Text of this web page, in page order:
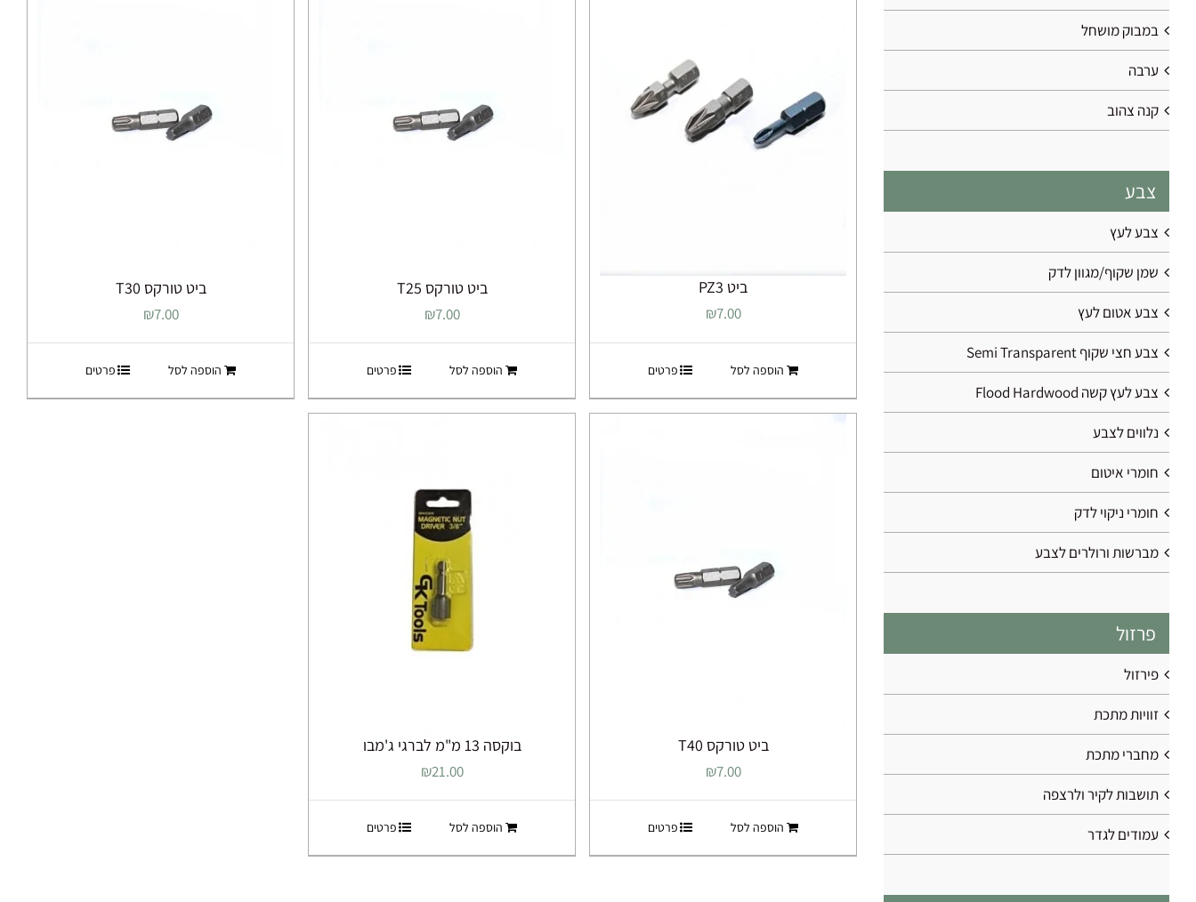
ביט PZ3
₪7.00
הוספה לסל פרטים
ביט טורקס T25
₪7.00
הוספה לסל פרטים
ביט טורקס T30
₪7.00
הוספה לסל פרטים
ביט טורקס T40
₪7.00
הוספה לסל פרטים
בוקסה 13 מ"מ לברגי ג'מבו
₪21.00
הוספה לסל פרטים
במבוק מושחל
ערבה
קנה צהוב
צבע
צבע לעץ
שמן שקוף/מגוון לדק
צבע אטום לעץ
צבע חצי שקוף Semi Transparent
צבע לעץ קשה Flood Hardwood
נלווים לצבע
חומרי איטום
חומרי ניקוי לדק
מברשות ורולרים לצבע
פרזול
פירזול
זוויות מתכת
מחברי מתכת
תושבות לקיר ולרצפה
עמודים לגדר